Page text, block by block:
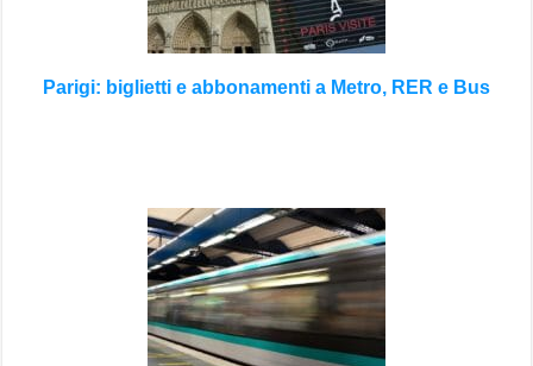
Parigi: biglietti e abbonamenti a Metro, RER e Bus